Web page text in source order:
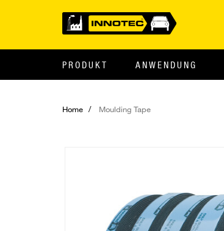
PRODUKT ANWENDUNG
Home Moulding Tape